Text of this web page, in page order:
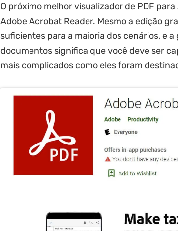
O próximo melhor visualizador de PDF
Adobe Acrobat Reader. Mesmo a edição
suficientes para a maioria dos cenários, e
documentos significa que você deve ser
mais complicados como eles foram